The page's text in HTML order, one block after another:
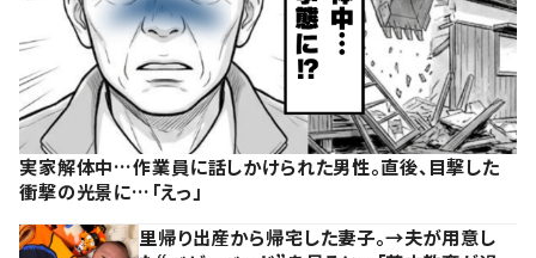
実家解体中…作業員に話しかけられた男性。直後、目撃した
衝撃の光景に…「えっ」
里帰り出産から帰宅した妻子。→夫が用意し